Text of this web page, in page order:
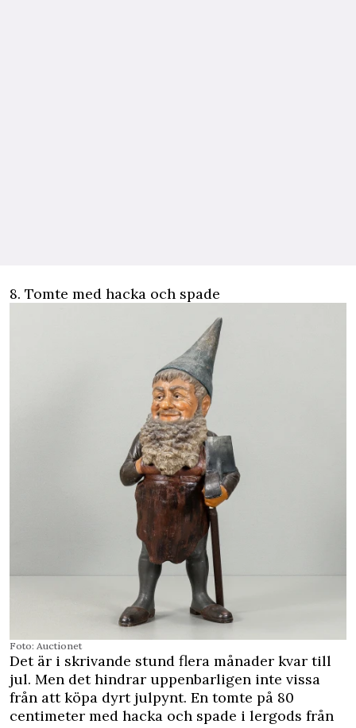
8. Tomte med hacka och spade
Foto: Auctionet
Det är i skrivande stund flera månader kvar till
jul. Men det hindrar uppenbarligen inte vissa
från att köpa dyrt julpynt. En tomte på 80
centimeter med hacka och spade i lergods från